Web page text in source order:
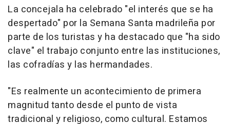
La concejala ha celebrado "el interés que se ha
despertado" por la Semana Santa madrileña por
parte de los turistas y ha destacado que "ha sido
clave" el trabajo conjunto entre las instituciones,
las cofradías y las hermandades.
"Es realmente un acontecimiento de primera
magnitud tanto desde el punto de vista
tradicional y religioso, como cultural. Estamos